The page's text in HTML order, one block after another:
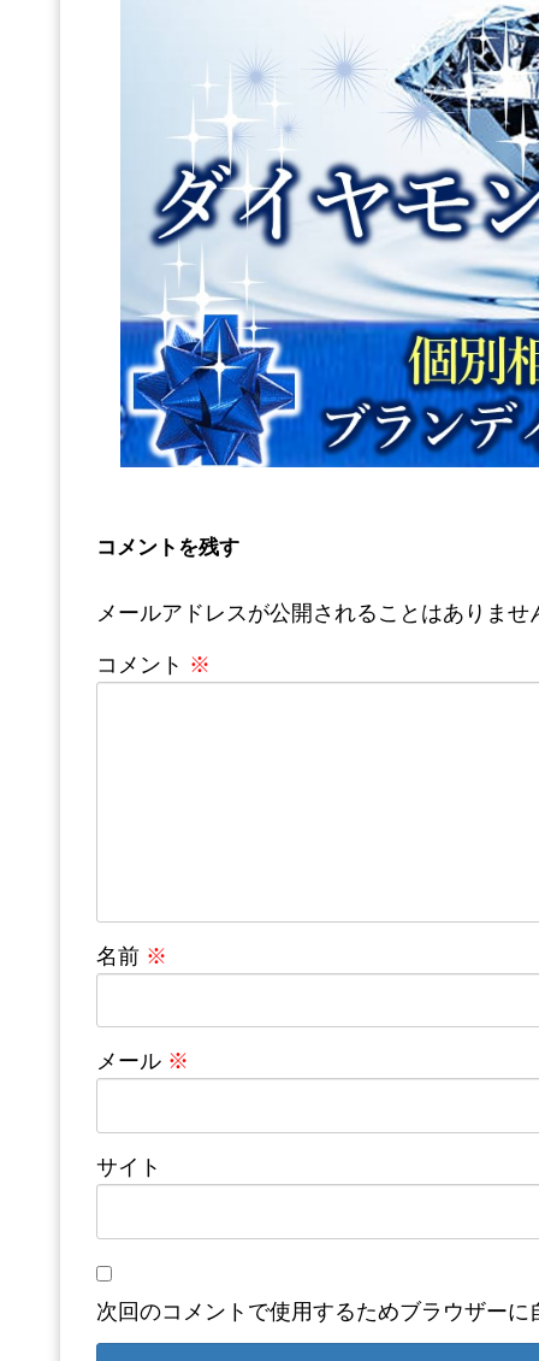
コメントを残す
メールアドレスが公開されることはありませ
コメント ※
名前 ※
メール ※
サイト
次回のコメントで使用するためブラウザー